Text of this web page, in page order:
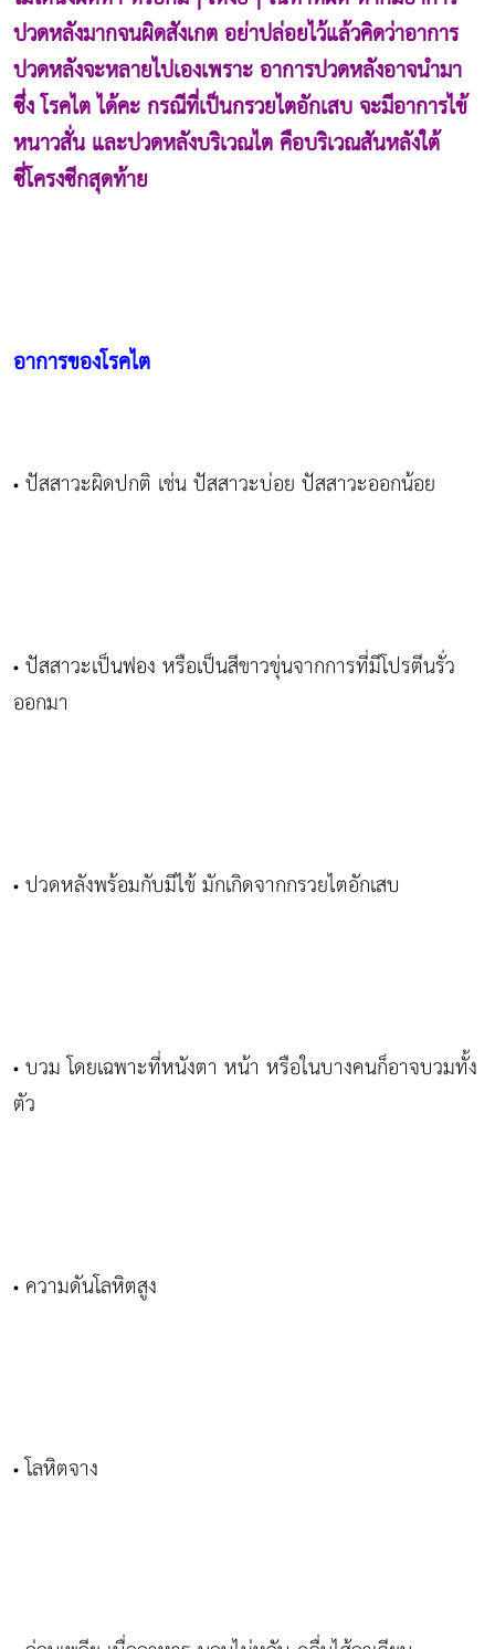
ปวดหลังมากจนผิดสังเกต อย่าปล่อยไว้แล้วคิดว่าอาการ
ปวดหลังจะหลายไปเองเพราะ อาการปวดหลังอาจนำมา
ซึ่ง โรคไต ได้คะ กรณีที่เป็นกรวยไตอักเสบ จะมีอาการไข้
หนาวสั่น และปวดหลังบริเวณไต คือบริเวณสันหลังใต้
ซี่โครงซีกสุดท้าย
อาการของโรคไต
• ปัสสาวะผิดปกติ เช่น ปัสสาวะบ่อย ปัสสาวะออกน้อย
• ปัสสาวะเป็นฟอง หรือเป็นสีขาวขุ่นจากการที่มีโปรตีนรั่ว
ออกมา
• ปวดหลังพร้อมกับมีไข้ มักเกิดจากกรวยไตอักเสบ
• บวม โดยเฉพาะที่หนังตา หน้า หรือในบางคนก็อาจบวมทั้ง
ตัว
• ความดันโลหิตสูง
•โลหิตจาง